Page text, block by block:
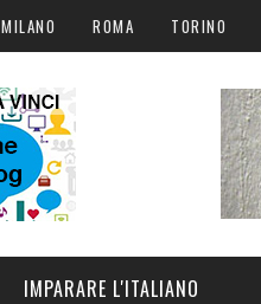
MILANO ROMA TORINO
IMPARARE L'ITALIANO